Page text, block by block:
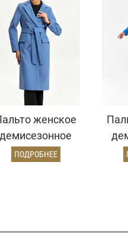
женское
демисезонное
25775 (серо-
ПОДРОБНЕЕ